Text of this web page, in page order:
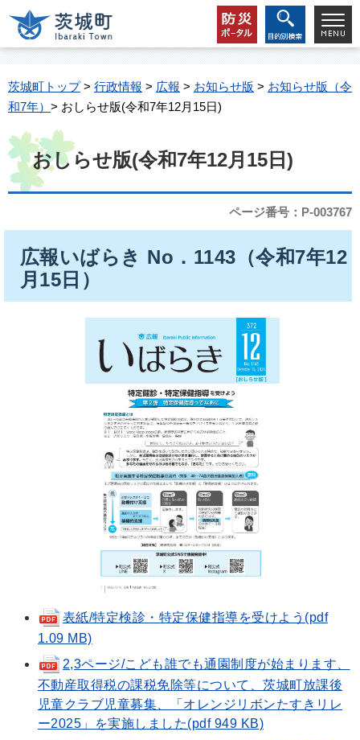
茨城町トップ> 行政情報 > 広報 > お知らせ版 > お知らせ版（令
和7年） > おしらせ版(令和7年12月15日)
おしらせ版(令和7年12月15日)
ページ番号：P-003767
広報いばらき No．1143（令和7年12
月15日）
表紙/特定検診・特定保健指導を受けよう(pdf
1.09 MB)
2,3ページ/こども誰でも通園制度が始まります、
不動産取得税の課税免除等について、茨城町放課後
児童クラブ児童募集、「オレンジリボンたすきリレ
ー2025」を実施しました(pdf 949 KB)